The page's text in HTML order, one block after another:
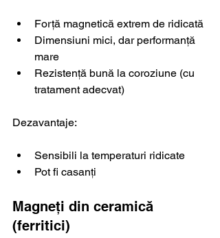
Forță magnetică extrem de ridicată
Dimensiuni mici, dar performanță
mare
Rezistență bună la coroziune (cu
tratament adecvat)
Dezavantaje:
Sensibili la temperaturi ridicate
Pot fi casanți
Magneți din ceramică
(ferritici)